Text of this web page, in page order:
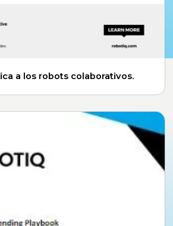
a los robots colaborativos.